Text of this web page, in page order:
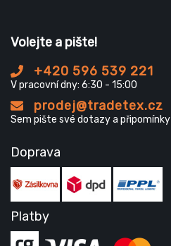
Volejte a pište!
+420 596 539 221
V pracovní dny: 6:30 - 15:00
prodej@tradetex.cz
Sem pište své dotazy a připomínky
Doprava
Platby